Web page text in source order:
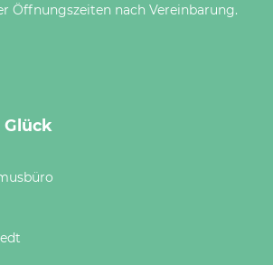
Öffnungszeiten nach Vereinbarung.